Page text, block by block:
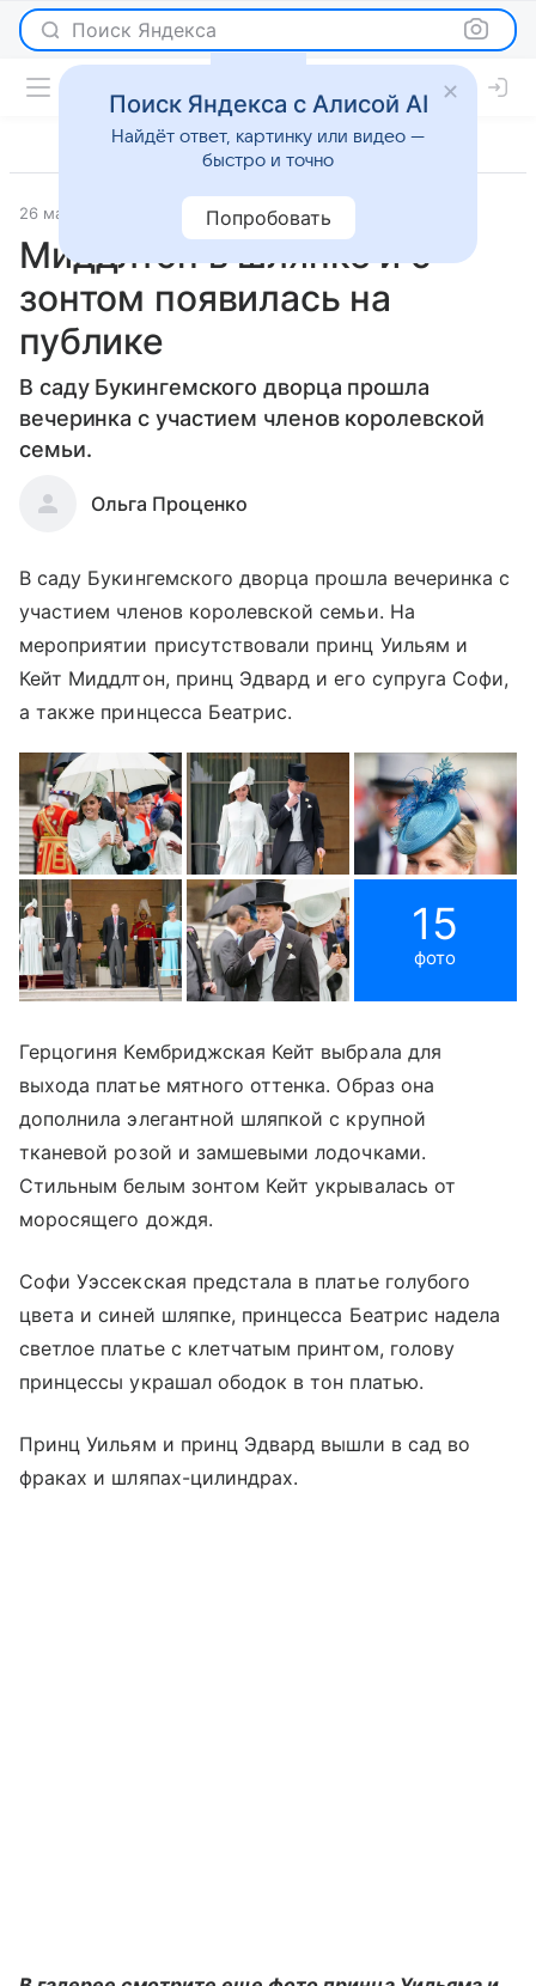
Поиск Яндекса
26 мая 2022 Светская жизнь
Миддлтон в шляпке и с
зонтом появилась на
публике
В саду Букингемского дворца прошла
вечеринка с участием членов королевской
семьи.
Ольга Проценко
В саду Букингемского дворца прошла вечеринка с
участием членов королевской семьи. На
мероприятии присутствовали принц Уильям и
Кейт Миддлтон, принц Эдвард и его супруга Софи,
а также принцесса Беатрис.
15
фото
Герцогиня Кембриджская Кейт выбрала для
выхода платье мятного оттенка. Образ она
дополнила элегантной шляпкой с крупной
тканевой розой и замшевыми лодочками.
Стильным белым зонтом Кейт укрывалась от
моросящего дождя.
Софи Уэссекская предстала в платье голубого
цвета и синей шляпке, принцесса Беатрис надела
светлое платье с клетчатым принтом, голову
принцессы украшал ободок в тон платью.
Принц Уильям и принц Эдвард вышли в сад во
фраках и шляпах-цилиндрах.
Поиск Яндекса с Алисой AI
Найдёт ответ, картинку или видео —
быстро и точно
Попробовать